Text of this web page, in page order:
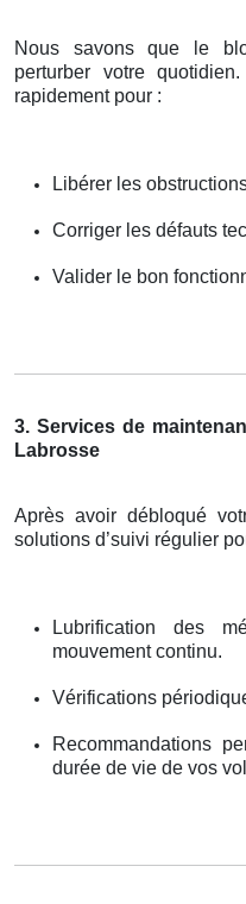
Nous savons que le
perturber votre
rapidement pour :
Libérer les
Corriger les défauts
Valider le bon
3. Services de
Labrosse
Après avoir débloqué
solutions d’suivi régulier
Lubrification des
mouvement continu.
Vérifications
Recommandations
durée de vie de vos